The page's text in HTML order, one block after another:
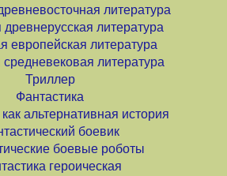
литература
литература
европейская литература
литература
Триллер
Фантастика
альтернативная история
боевик
боевые роботы
героическая